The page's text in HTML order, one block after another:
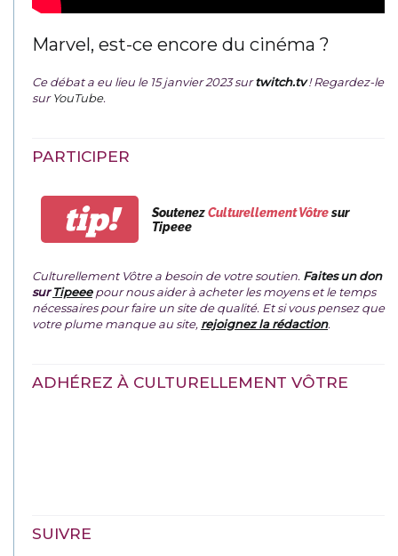
Marvel, est-ce encore du cinéma ?
Ce débat a eu lieu le 15 janvier 2023 surtwitch.tv ! Regardez-le
surYouTube.
PARTICIPER
tip! SoutenezCulturellement Vôtresur
Tipeee
Culturellement Vôtre a besoin de votre soutien. Faites un don
surTipeeepour nous aider à acheter les moyens et le temps
nécessaires pour faire un site de qualité. Et si vous pensez que
votre plume manque au site, rejoignez la rédaction.
ADHÉREZ À CULTURELLEMENT VÔTRE
SUIVRE